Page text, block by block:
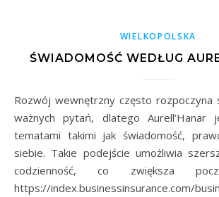
WIELKOPOLSKA
ŚWIADOMOŚĆ WEDŁUG
Rozwój wewnętrzny często rozpoczyna się od zadawania
ważnych pytań, dlatego
tematami takimi jak świadomość,
siebie. Takie podejście umożliwia
codzienność, co zwiększa
https://index.businessinsurance.com/